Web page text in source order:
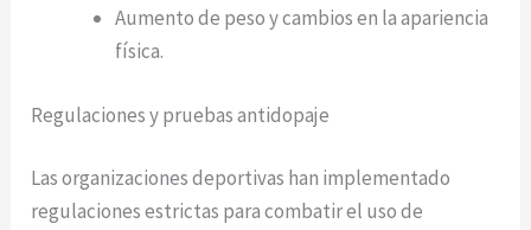
Aumento de peso y cambios en la apariencia
física.
Regulaciones y pruebas antidopaje
Las organizaciones deportivas han implementado
regulaciones estrictas para combatir el uso de